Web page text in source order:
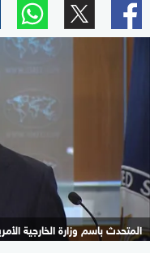
المتحدث باسم وزارة الخارجية